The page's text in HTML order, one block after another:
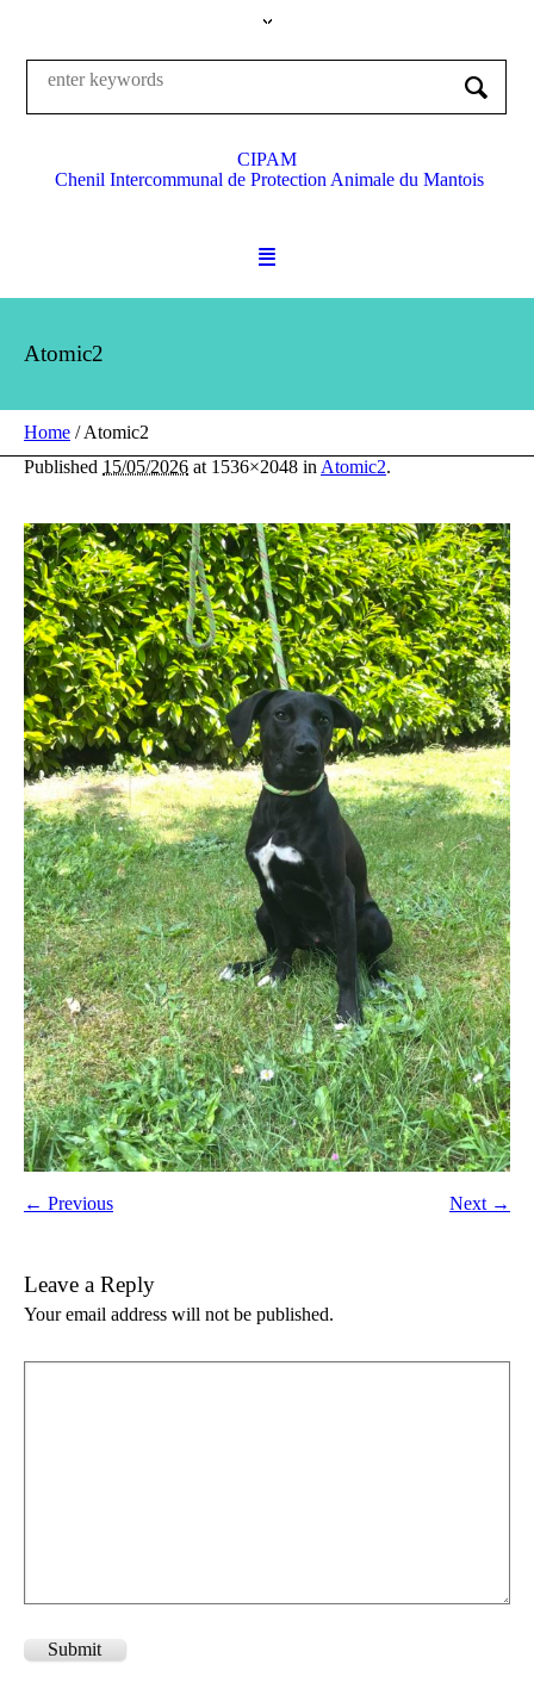
CIPAM
Chenil Intercommunal de Protection Animale du Mantois
Atomic2
Home /Atomic2
Published 15/05/2026 at 1536×2048 in Atomic2.
← Previous Next →
Leave a Reply
Your email address will not be published.
Submit